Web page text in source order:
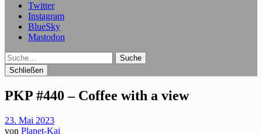
Twitter
Instagram
BlueSky
Mastodon
Suche
Schließen
PKP #440 – Coffee with a view
23. Mai 2023
von Planet-Kai